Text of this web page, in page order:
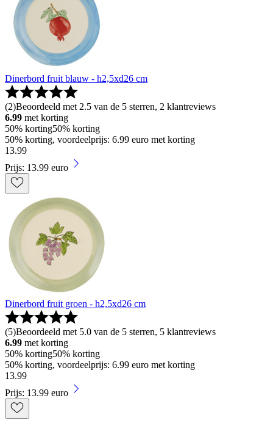
Dinerbord fruit blauw - h2,5xd26 cm
(2)Beoordeeld met 2.5 van de 5 sterren, 2 klantreviews
6.99 met korting
50% korting50% korting
50% korting, voordeelprijs: 6.99 euro met korting
13.99
Prijs: 13.99 euro
Dinerbord fruit groen - h2,5xd26 cm
(5)Beoordeeld met 5.0 van de 5 sterren, 5 klantreviews
6.99 met korting
50% korting50% korting
50% korting, voordeelprijs: 6.99 euro met korting
13.99
Prijs: 13.99 euro